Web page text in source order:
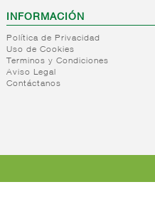
INFORMACIÓN
Política de Privacidad
Uso de Cookies
Terminos y Condiciones
Aviso Legal
Contáctanos